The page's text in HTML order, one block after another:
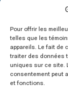
Pour offrir les
telles que les
appareils. Le fait de
traiter des données
uniques sur ce site.
consentement peut
et fonctions.
Nos